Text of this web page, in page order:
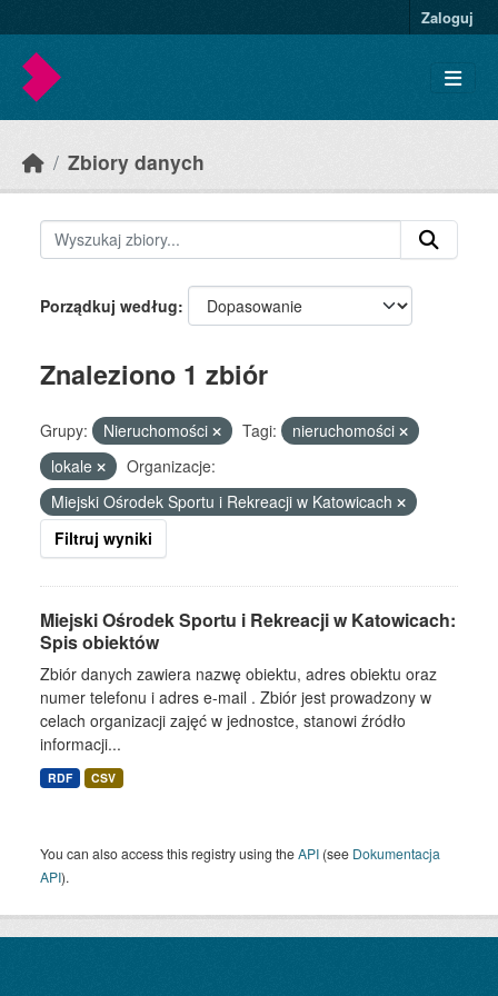
Zaloguj
Zbiory danych
Porządkuj według
Znaleziono 1 zbiór
Grupy: Nieruchomości Tagi:
nieruchomości
lokale
Organizacje:
Miejski Ośrodek Sportu i Rekreacji w Katowicach
Filtruj wyniki
Miejski Ośrodek Sportu i Rekreacji w Katowicach:
Spis obiektów
Zbiór danych zawiera nazwę obiektu, adres obiektu oraz
numer telefonu i adres e-mail . Zbiór jest prowadzony w
celach organizacji zajęć w jednostce, stanowi źródło
informacji...
RDF CSV
You can also access this registry using theAPI (see Dokumentacja
API).